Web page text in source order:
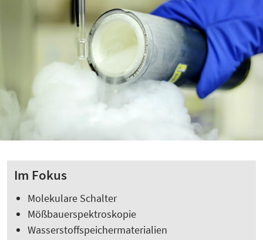
Im Fokus
Molekulare Schalter
Mößbauerspektroskopie
Wasserstoffspeichermaterialien